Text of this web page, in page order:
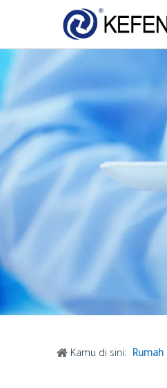
Kamu di sini: Rumah